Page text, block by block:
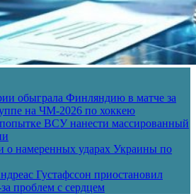
обыграла Финляндию в матче за
на ЧМ-2026 по хоккею
ВСУ нанести массированный
о намеренных ударах Украины по
Густафссон приостановил
проблем с сердцем